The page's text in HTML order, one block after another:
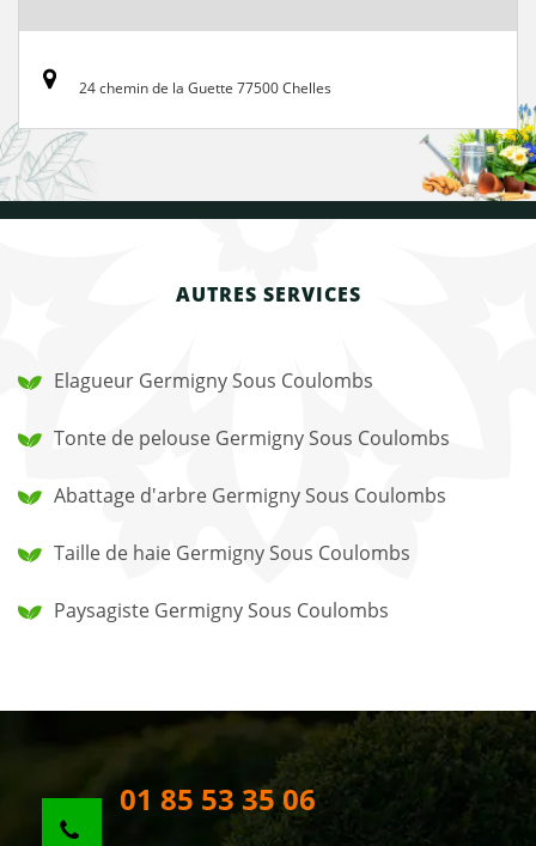
24 chemin de la Guette 77500 Chelles
AUTRES SERVICES
Elagueur Germigny Sous Coulombs
Tonte de pelouse Germigny Sous Coulombs
Abattage d'arbre Germigny Sous Coulombs
Taille de haie Germigny Sous Coulombs
Paysagiste Germigny Sous Coulombs
01 85 53 35 06